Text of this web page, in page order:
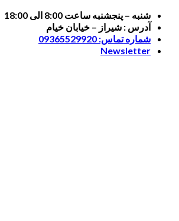
Skip
content
شنبه – پنجشنبه ساعت 8:00 الی 18:00
آدرس : شیراز – خیابان خیام
شماره تماس: 09365529920
Newsletter